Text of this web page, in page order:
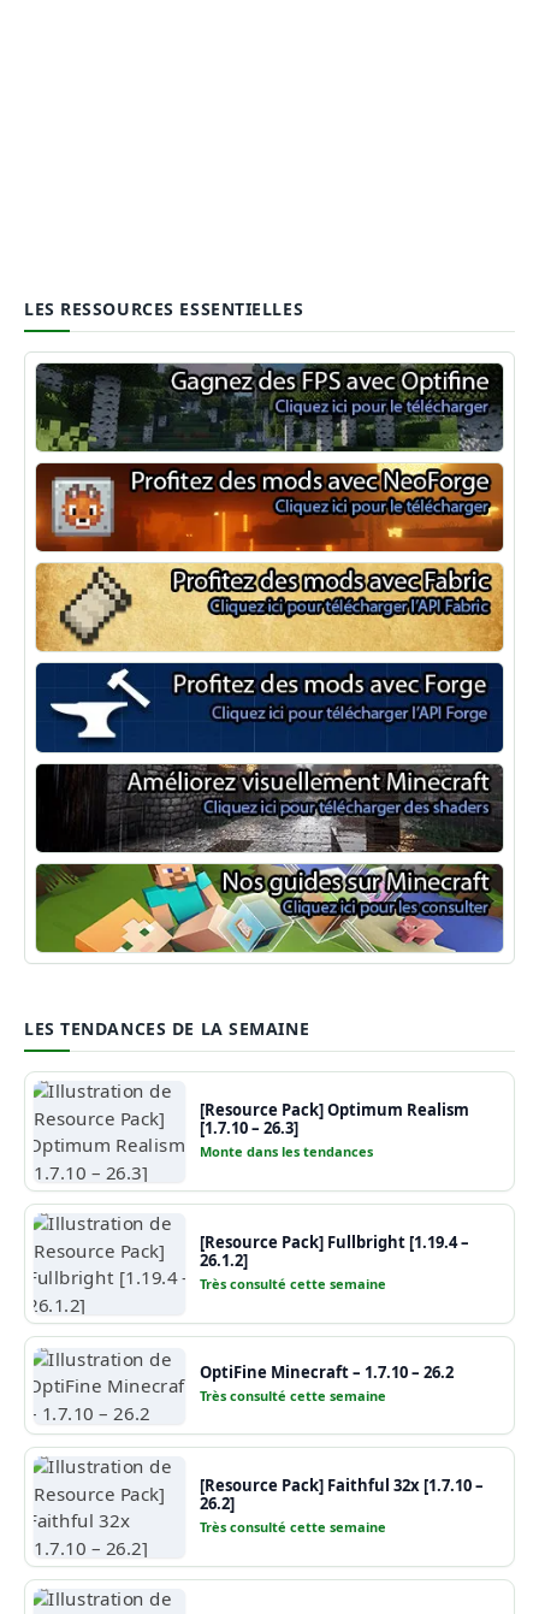
LES RESSOURCES ESSENTIELLES
Optifine
NeoForge
Minecraft Fabric
Minecraft Forge
Shaders Minecraft
Guide Minecraft
LES TENDANCES DE LA SEMAINE
[Resource Pack] Optimum Realism
[1.7.10 – 26.3]
Monte dans les tendances
[Resource Pack] Fullbright [1.19.4 –
26.1.2]
Très consulté cette semaine
OptiFine Minecraft – 1.7.10 – 26.2
Très consulté cette semaine
[Resource Pack] Faithful 32x [1.7.10 –
26.2]
Très consulté cette semaine